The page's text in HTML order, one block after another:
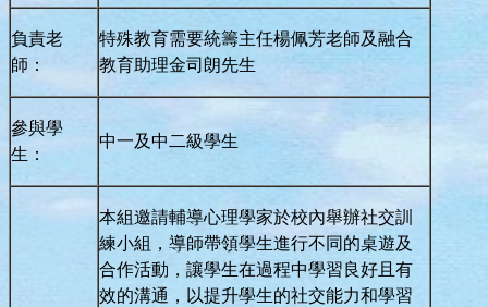
負責老
師：
特殊教育需要統籌主任楊佩芳老師及融合
教育助理金司朗先生
參與學
生：
中一及中二級學生
本組邀請輔導心理學家於校內舉辦社交訓
練小組，導師帶領學生進行不同的桌遊及
合作活動，讓學生在過程中學習良好且有
效的溝通，以提升學生的社交能力和學習